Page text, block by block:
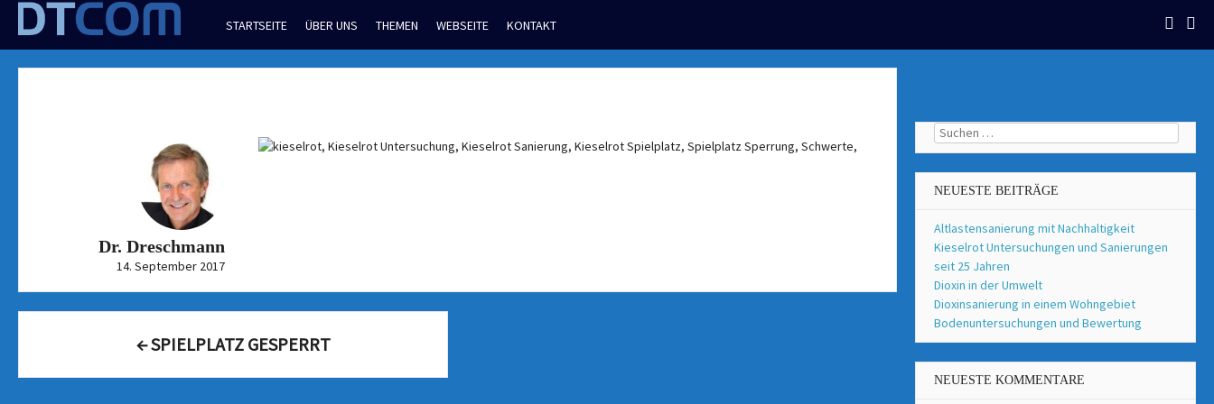
Skip
content
STARTSEITE ÜBER UNS THEMEN WEBSEITE KONTAKT
Dr. Dreschmann
14. September 2017
←SPIELPLATZ GESPERRT
Suchen
nach:
NEUESTE BEITRÄGE
Altlastensanierung mit Nachhaltigkeit
Kieselrot Untersuchungen und Sanierungen
seit 25 Jahren
Dioxin in der Umwelt
Dioxinsanierung in einem Wohngebiet
Bodenuntersuchungen und Bewertung
NEUESTE KOMMENTARE